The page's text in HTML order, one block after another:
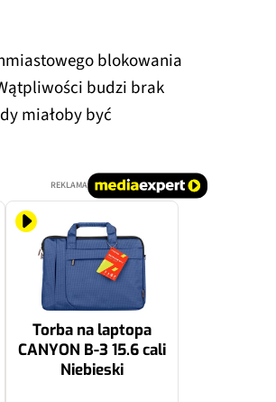
blokowania
budzi brak
miałoby być
REKLAMA
Torba na laptopa
CANYON B-3 15.6 cali
Niebieski